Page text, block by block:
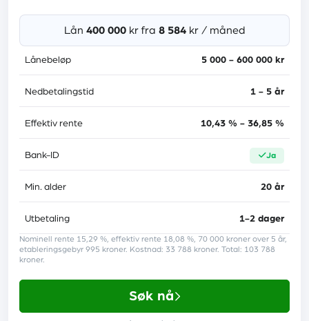
Rente 7,90 % - 15,69 %
Etableringsgebyr 900 kr
Administrasjonsgebyr 45 kr
Medlåntaker ja
Tilknyttede banker 17
Lånebeskyttelse nei
Trustpilot-score 4.8
Krav
Lån 400 000 kr fra 8 584 kr / måned
Lånebeløp 5 000 - 600 000 kr
Nedbetalingstid 1 - 5 år
Effektiv rente 10,43 % - 36,85 %
Bank-ID ja
Min. alder 20 år
Utbetaling 1-2 dager
Nominell rente 15,29 %, effektiv rente 18,08 %, 70 000 kroner over 5 år,
etableringsgebyr 995 kroner. Kostnad: 33 788 kroner. Total: 103 788
kroner.
Søk nå